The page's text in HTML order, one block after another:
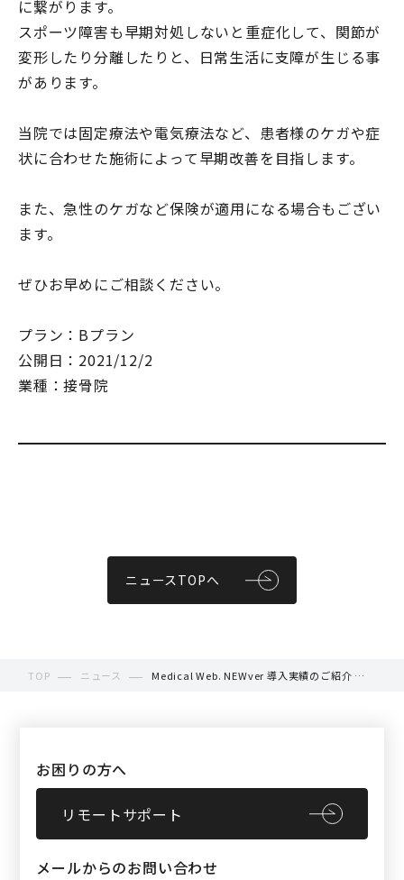
に繋がります。
スポーツ障害も早期対処しないと重症化して、関節が
変形したり分離したりと、日常生活に支障が生じる事
があります。
当院では固定療法や電気療法など、患者様のケガや症
状に合わせた施術によって早期改善を目指します。
また、急性のケガなど保険が適用になる場合もござい
ます。
ぜひお早めにご相談ください。
プラン：Bプラン
公開日：2021/12/2
業種：接骨院
ニュースTOPへ
TOP ニュース
Medical Web. NEWver 導入実績のご紹介 ＜
お困りの方へ
リモートサポート
メールからのお問い合わせ